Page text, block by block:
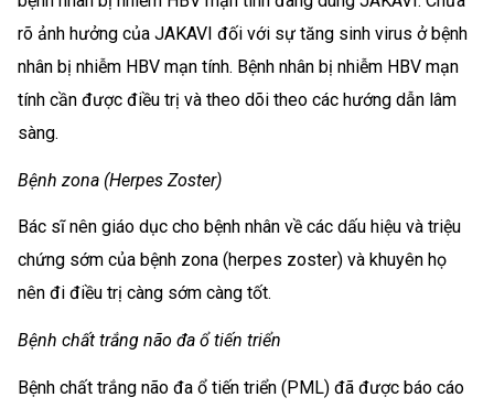
rõ ảnh hưởng của JAKAVI đối với sự tăng sinh virus ở bệnh
nhân bị nhiễm HBV mạn tính. Bệnh nhân bị nhiễm HBV mạn
tính cần được điều trị và theo dõi theo các hướng dẫn lâm
sàng.
Bệnh zona (Herpes Zoster)
Bác sĩ nên giáo dục cho bệnh nhân về các dấu hiệu và triệu
chứng sớm của bệnh zona (herpes zoster) và khuyên họ
nên đi điều trị càng sớm càng tốt.
Bệnh chất trắng não đa ổ tiến triển
Bệnh chất trắng não đa ổ tiến triển (PML) đã được báo cáo